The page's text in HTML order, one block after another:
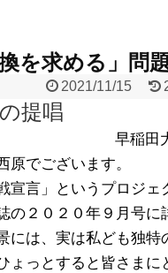
換を求める」
2021/11/15
提唱
早稲田
でございます。
言」というプロジェ
の２０２０年９月号に
には、実は私ども独特
ょっとすると皆さまに